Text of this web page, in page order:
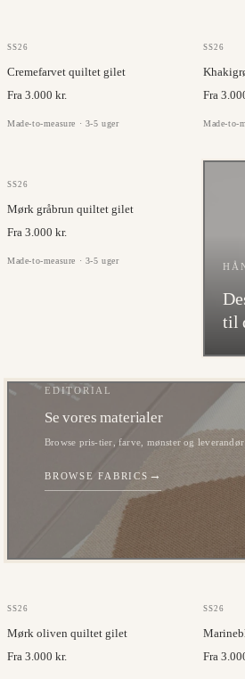
SS26
Cremefarvet quiltet gilet
Fra 3.000 kr.
Made-to-measure · 3-5 uger
SS26
Fra
Made-to-
SS26
Mørk gråbrun quiltet gilet
Fra 3.000 kr.
Made-to-measure · 3-5 uger
til
EDITORIAL
Se vores materialer
Browse pris-tier, farve, mønster og leverandør
BROWSE FABRICS →
SS26
Mørk oliven quiltet gilet
Fra 3.000 kr.
SS26
Fra